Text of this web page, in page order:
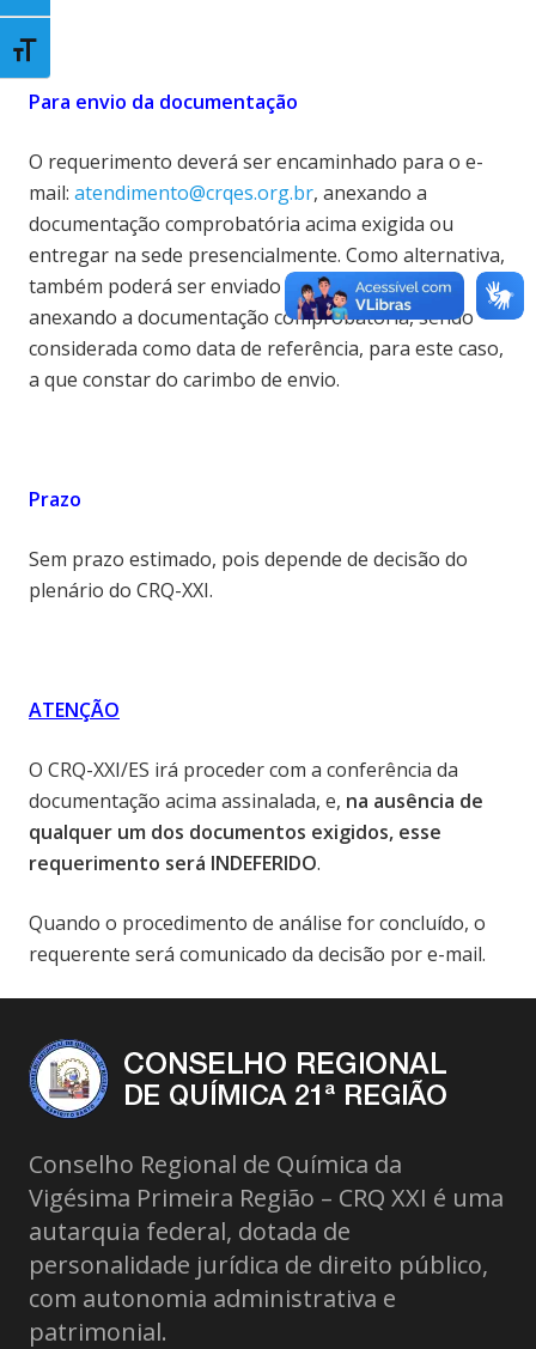
Toggle Font size
Para envio da documentação
O requerimento deverá ser encaminhado para o e-
mail: atendimento@crqes.org.br, anexando a
documentação comprobatória acima exigida ou
entregar na sede presencialmente. Como alternativa,
também poderá ser enviado pelos correios,
anexando a documentação comprobatória, sendo
considerada como data de referência, para este caso,
a que constar do carimbo de envio.
Prazo
Sem prazo estimado, pois depende de decisão do
plenário do CRQ-XXI.
ATENÇÃO
O CRQ-XXI/ES irá proceder com a conferência da
documentação acima assinalada, e, na ausência de
qualquer um dos documentos exigidos, esse
requerimento será INDEFERIDO.
Quando o procedimento de análise for concluído, o
requerente será comunicado da decisão por e-mail.
Conselho Regional de Química da
Vigésima Primeira Região – CRQ XXI é uma
autarquia federal, dotada de
personalidade jurídica de direito público,
com autonomia administrativa e
patrimonial.